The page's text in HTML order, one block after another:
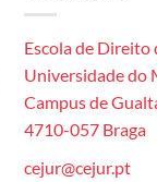
Escola de Direito
Universidade do
Campus de
4710-057 Braga
cejur@cejur.pt